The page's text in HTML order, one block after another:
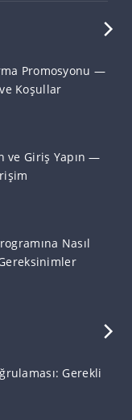
Promosyonu —
Koşullar
ve Giriş Yapın —
Nasıl
Gerekli